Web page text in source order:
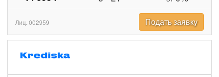
Лиц. 002959 Подать заявку